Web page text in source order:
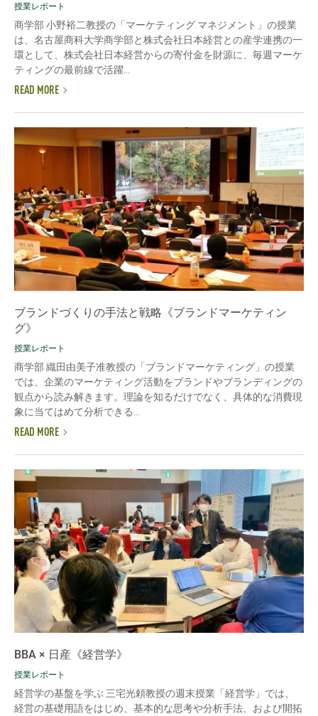
授業レポート
商学部 小野裕二教授の「マーケティング マネジメント」の授業
は、名古屋商科大学商学部と株式会社日本経営との産学連携の一
環として、株式会社日本経営からの寄付金を財源に、毎週マーケ
ティングの最前線で活躍...
READ MORE
ブランドづくりの手法と戦略《ブランドマーケティン
グ》
授業レポート
商学部 織田由美子准教授の「ブランドマーケティング」の授業
では、企業のマーケティング活動をブランドやブランディングの
観点から読み解きます。理論を知るだけでなく、具体的な消費現
象に当てはめて分析できる...
READ MORE
BBA × 日産《経営学》
授業レポート
経営学の基盤を学ぶ 三宅光頼教授の週末授業「経営学」では、
経営の基礎用語をはじめ、基本的な思考や分析手法、および開拓